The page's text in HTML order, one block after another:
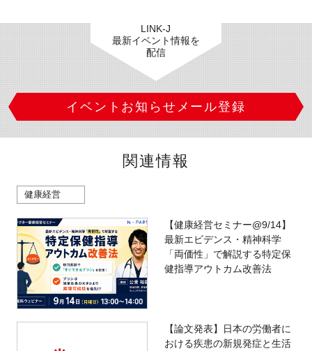
LINK-J
最新イベント情報を
配信
イベントお知らせメール登録
関連情報
健康経営
【健康経営セミナー@9/14】
最新エビデンス・精神科学
「両価性」で解説する特定保
健指導アウトカム改善法
【論文発表】日本の労働者に
おける疾患の新規発症と生活